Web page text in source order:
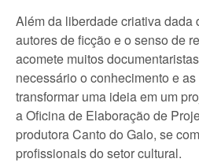
Além da liberdade criativa dada
autores de ficção e o senso de
acomete muitos
necessário o conhecimento e
transformar uma ideia em um
a Oficina de Elaboração de
produtora Canto do Galo, se
profissionais do setor cultural.